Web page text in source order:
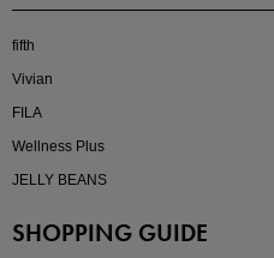
fifth
Vivian
FILA
Wellness Plus
JELLY BEANS
SHOPPING GUIDE